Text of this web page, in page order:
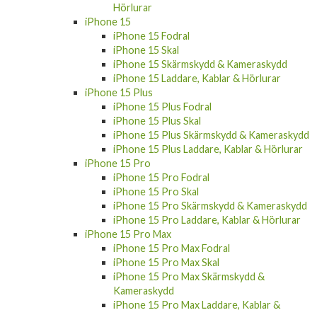
Hörlurar
iPhone 15
iPhone 15 Fodral
iPhone 15 Skal
iPhone 15 Skärmskydd & Kameraskydd
iPhone 15 Laddare, Kablar & Hörlurar
iPhone 15 Plus
iPhone 15 Plus Fodral
iPhone 15 Plus Skal
iPhone 15 Plus Skärmskydd & Kameraskydd
iPhone 15 Plus Laddare, Kablar & Hörlurar
iPhone 15 Pro
iPhone 15 Pro Fodral
iPhone 15 Pro Skal
iPhone 15 Pro Skärmskydd & Kameraskydd
iPhone 15 Pro Laddare, Kablar & Hörlurar
iPhone 15 Pro Max
iPhone 15 Pro Max Fodral
iPhone 15 Pro Max Skal
iPhone 15 Pro Max Skärmskydd &
Kameraskydd
iPhone 15 Pro Max Laddare, Kablar &